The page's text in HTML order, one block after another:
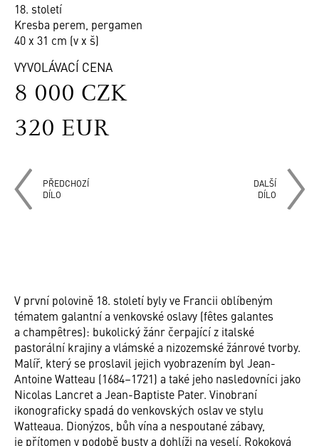
18. století
Kresba perem, pergamen
40 x 31 cm (v x š)
VYVOLÁVACÍ CENA
8 000 CZK
320 EUR
PŘEDCHOZÍ
DÍLO
DALŠÍ
DÍLO
V první polovině 18. století byly ve Francii oblíbeným
tématem galantní a venkovské oslavy (fêtes galantes
a champêtres): bukolický žánr čerpající z italské
pastorální krajiny a vlámské a nizozemské žánrové tvorby.
Malíř, který se proslavil jejich vyobrazením byl Jean-
Antoine Watteau (1684–1721) a také jeho nasledovníci jako
Nicolas Lancret a Jean-Baptiste Pater. Vinobraní
ikonograficky spadá do venkovských oslav ve stylu
Watteaua. Dionýzos, bůh vína a nespoutané zábavy,
je přítomen v podobě busty a dohlíži na veselí. Rokoková